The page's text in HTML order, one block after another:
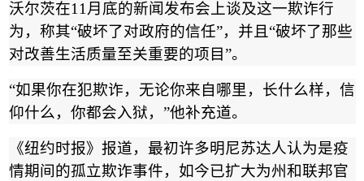
沃尔茨在11月底的新闻发布会上谈及这一欺诈行
为，称其“破坏了对政府的信任”，并且“破坏了那些
对改善生活质量至关重要的项目”。
“如果你在犯欺诈，无论你来自哪里，长什么样，信
仰什么，你都会入狱， ”他补充道。
《纽约时报》报道， 最初许多明尼苏达人认为是疫
情期间的孤立欺诈事件，如今已扩大为州和联邦官